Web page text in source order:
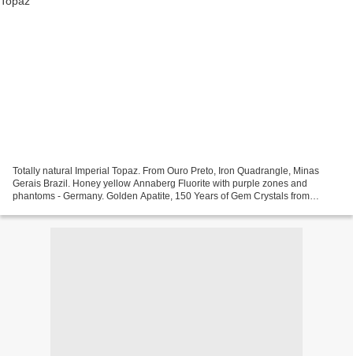
Totally natural Imperial Topaz. From Ouro Preto, Iron Quadrangle, Minas
Gerais Brazil. Honey yellow Annaberg Fluorite with purple zones and
phantoms - Germany. Golden Apatite, 150 Years of Gem Crystals from